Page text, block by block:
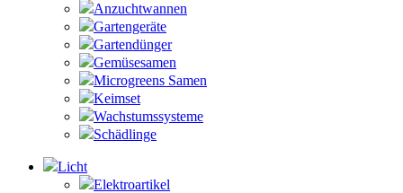
Anzuchtwannen
Gartengeräte
Gartendünger
Gemüsesamen
Microgreens Samen
Keimset
Wachstumssysteme
Schädlinge
Licht
Elektroartikel